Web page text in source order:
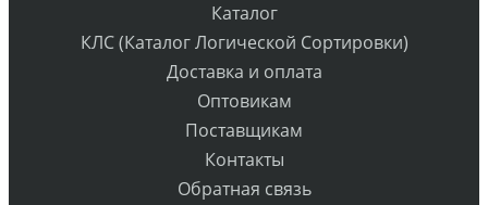
Каталог
КЛС (Каталог Логической Сортировки)
Доставка и оплата
Оптовикам
Поставщикам
Контакты
Обратная связь